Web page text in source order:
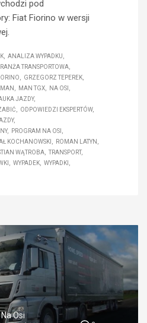
pod
Fiat Fiorino w wersji
ANALIZA WYPADKU
TRANSPORTOWA
GRZEGORZ TEPEREK
MAN MAN TGX
NA OSI
JAZDY
ODPOWIEDZI EKSPERTÓW
PROGRAM NA OSI
KOCHANOWSKI
ROMAN LATYN
WĄTROBA
TRANSPORT
WYPADEK WYPADKI
Osi